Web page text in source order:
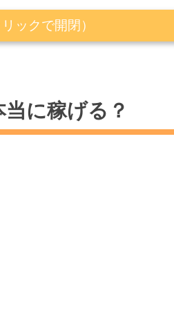
ックで開閉）
？結論は？
に稼げる？